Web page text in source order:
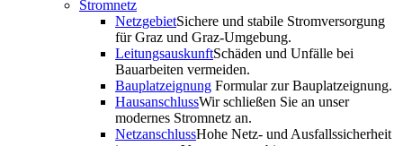
Stromnetz
NetzgebietSichere und stabile Stromversorgung
für Graz und Graz-Umgebung.
LeitungsauskunftSchäden und Unfälle bei
Bauarbeiten vermeiden.
Bauplatzeignung Formular zur Bauplatzeignung.
HausanschlussWir schließen Sie an unser
modernes Stromnetz an.
NetzanschlussHohe Netz- und Ausfallssicherheit